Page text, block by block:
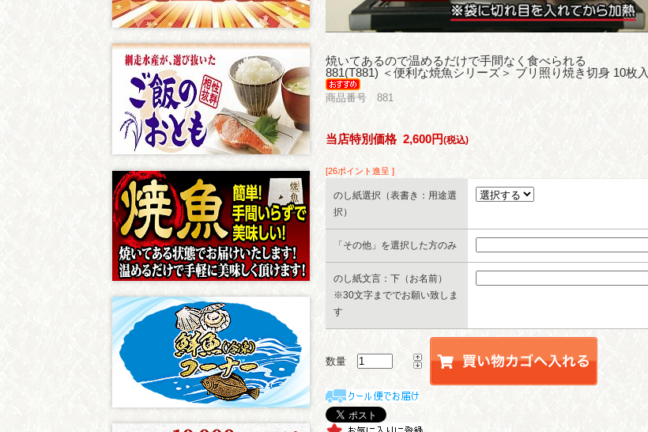
焼いてあるので温めるだけで手間なく食べられる
881(T881) ＜便利な焼魚シリーズ＞ ブリ照り焼き切身 10枚入
商品番号 881
当店特別価格 2,600円(税込)
[26ポイント進呈 ]
のし紙選択（表書き：用途選
択）
「その他」を選択した方のみ
のし紙文言：下（お名前）
※30文字まででお願い致しま
す
数量